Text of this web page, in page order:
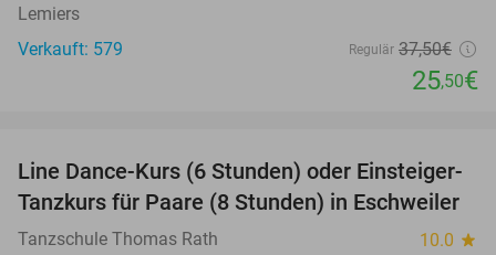
Lemiers
Verkauft: 579
Regulär 37,50€
25,50€
57%
Line Dance-Kurs (6 Stunden) oder Einsteiger-
Tanzkurs für Paare (8 Stunden) in Eschweiler
Tanzschule Thomas Rath 10.0 star